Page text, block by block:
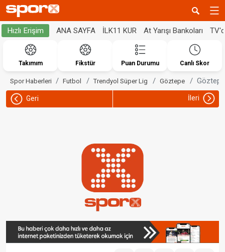
Hızlı Erişim ANA SAYFA İLK11 KUR At Yarışı Bankoları
Takımım Fikstür Puan Durumu Canlı Skor
Spor Haberleri Futbol Trendyol Süper Lig Göztepe
Geri İleri